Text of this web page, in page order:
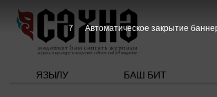
ЯЗЫЛУ БАШ БИТ
6 Автоматическое закрытие